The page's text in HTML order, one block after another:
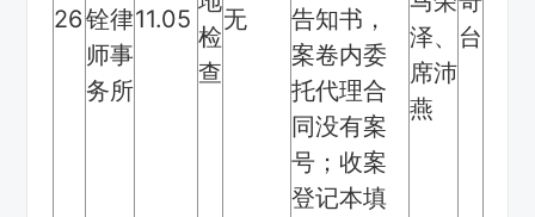
26铨律
师事
务所
11.05
检
查
无
告知书，
案卷内委
托代理合
同没有案
号；收案
登记本填
泽、
席沛
燕
台